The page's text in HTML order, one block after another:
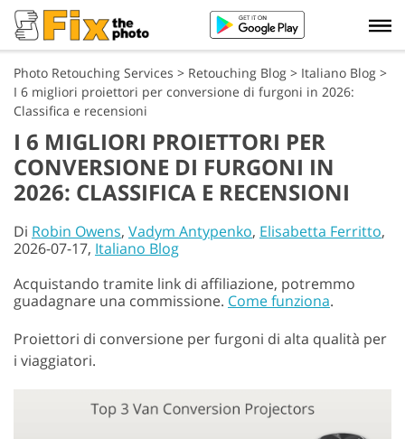
Photo Retouching Services > Retouching Blog > Italiano Blog >
I 6 migliori proiettori per conversione di furgoni in 2026:
Classifica e recensioni
I 6 MIGLIORI PROIETTORI PER
CONVERSIONE DI FURGONI IN
2026: CLASSIFICA E RECENSIONI
Di Robin Owens, Vadym Antypenko, Elisabetta Ferritto,
2026-07-17, Italiano Blog
Acquistando tramite link di affiliazione, potremmo
guadagnare una commissione. Come funziona.
Proiettori di conversione per furgoni di alta qualità per
i viaggiatori.